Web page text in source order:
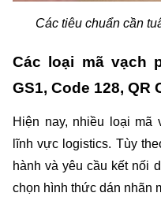
Các tiêu chuẩn cần
Các loại mã vạch
GS1, Code 128, QR
Hiện nay, nhiều loại mã
lĩnh vực logistics. Tùy
hành và yêu cầu kết nối
chọn hình thức dán nhãn